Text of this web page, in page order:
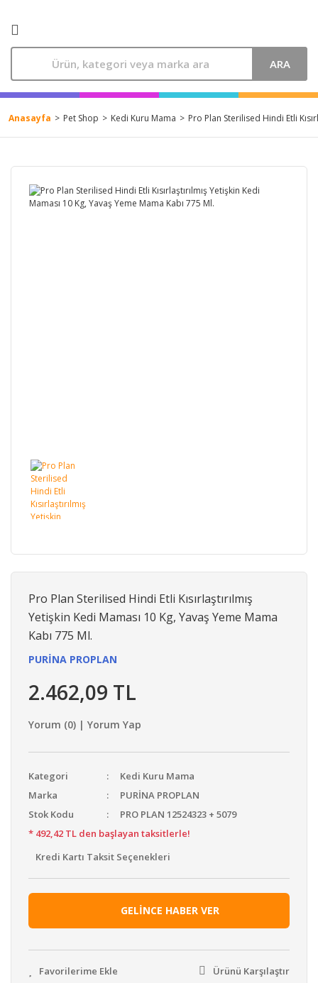
ARA
Anasayfa Pet Shop Kedi Kuru Mama Pro Plan Sterilised Hindi Etli
Pro Plan Sterilised Hindi Etli Kısırlaştırılmış
Yetişkin Kedi Maması 10 Kg, Yavaş Yeme Mama
Kabı 775 Ml.
PURİNA PROPLAN
2.462,09 TL
Yorum (0) | Yorum Yap
Kategori
Kedi Kuru Mama
Marka
PURİNA PROPLAN
Stok Kodu
PRO PLAN 12524323 + 5079
* 492,42 TL den başlayan taksitlerle!
Kredi Kartı Taksit Seçenekleri
GELİNCE HABER VER
Ürünü Karşılaştır